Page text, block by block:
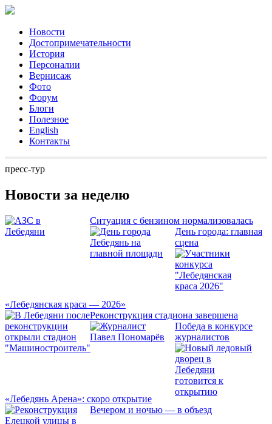
Новости
Достопримечательности
История
Персоналии
Вернисаж
Фото
Форум
Блоги
Полезное
English
Контакты
пресс-тур
Новости за неделю
Ситуация с бензином нормализовалась
День города: главная
сцена
«Лебедянская краса — 2026»
Реконструкция стадиона завершена
Победа в конкурсе
журналистов
«Лебедянь Арена»: скоро открытие
Вечером и ночью — в объезд